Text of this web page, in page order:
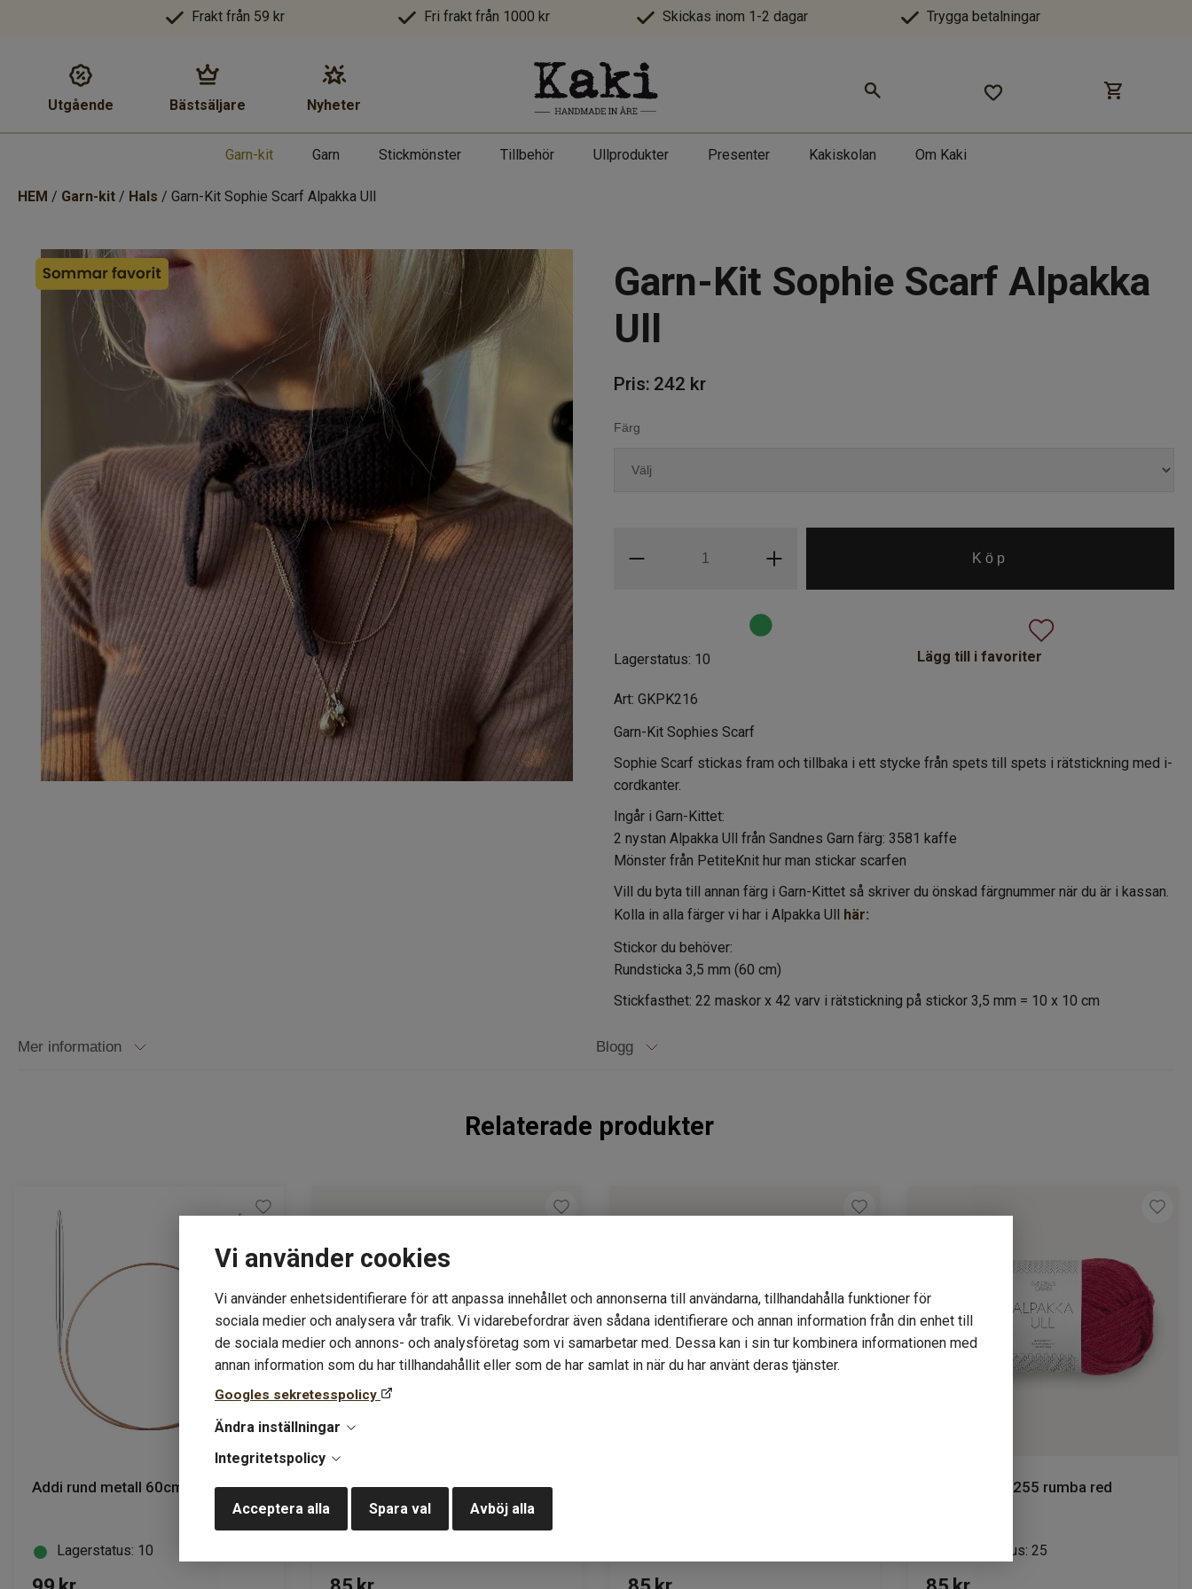
Vi använder cookies
Vi använder enhetsidentifierare för att anpassa innehållet och annonserna till användarna, tillhandahålla funktioner för
sociala medier och analysera vår trafik. Vi vidarebefordrar även sådana identifierare och annan information från din enhet till
de sociala medier och annons- och analysföretag som vi samarbetar med. Dessa kan i sin tur kombinera informationen med
annan information som du har tillhandahållit eller som de har samlat in när du har använt deras tjänster.
Googles sekretesspolicy
Ändra inställningar
Integritetspolicy
Acceptera alla Spara val Avböj alla
Frakt från 59 kr Fri frakt från 1000 kr Skickas inom 1-2 dagar Trygga betalningar
Utgående Bästsäljare Nyheter
Garn-kit Garn Stickmönster Tillbehör Ullprodukter Presenter Kakiskolan Om Kaki
HEM / Garn-kit / Hals / Garn-Kit Sophie Scarf Alpakka Ull
Garn-Kit Sophie Scarf Alpakka
Ull
Pris: 242 kr
Färg
Lagerstatus: 10 Lägg till i favoriter
Art: GKPK216
Garn-Kit Sophies Scarf
Sophie Scarf stickas fram och tillbaka i ett stycke från spets till spets i rätstickning med i-
cordkanter.
Ingår i Garn-Kittet:
2 nystan Alpakka Ull från Sandnes Garn färg: 3581 kaffe
Mönster från PetiteKnit hur man stickar scarfen
Vill du byta till annan färg i Garn-Kittet så skriver du önskad färgnummer när du är i kassan.
Kolla in alla färger vi har i Alpakka Ull här:
Stickor du behöver:
Rundsticka 3,5 mm (60 cm)
Stickfasthet: 22 maskor x 42 varv i rätstickning på stickor 3,5 mm = 10 x 10 cm
Mer information Blogg
Relaterade produkter
Addi rund metall 60cm
Lagerstatus: 10
Alpakka Ull 1042 gråmelerad Alpakka Ull 4255 rumba red
Lagerstatus: 25